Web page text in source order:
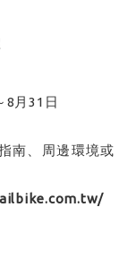
8月31日
南、周邊環境或